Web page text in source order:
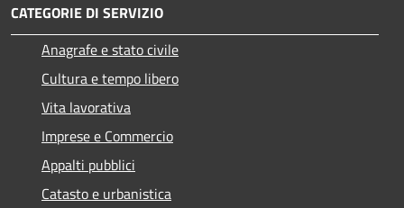
CATEGORIE DI SERVIZIO
Anagrafe e stato civile
Cultura e tempo libero
Vita lavorativa
Imprese e Commercio
Appalti pubblici
Catasto e urbanistica